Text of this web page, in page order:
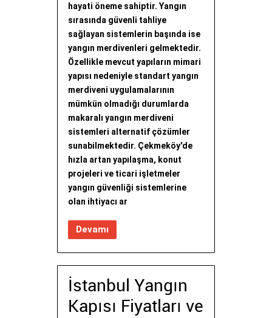
hayati öneme sahiptir. Yangın
sırasında güvenli tahliye
sağlayan sistemlerin başında ise
yangın merdivenleri gelmektedir.
Özellikle mevcut yapıların mimari
yapısı nedeniyle standart yangın
merdiveni uygulamalarının
mümkün olmadığı durumlarda
makaralı yangın merdiveni
sistemleri alternatif çözümler
sunabilmektedir. Çekmeköy'de
hızla artan yapılaşma, konut
projeleri ve ticari işletmeler
yangın güvenliği sistemlerine
olan ihtiyacı ar
Devamı
İstanbul Yangın
Kapısı Fiyatları ve